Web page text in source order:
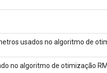
usados ​​no algoritmo de
no algoritmo de otimização